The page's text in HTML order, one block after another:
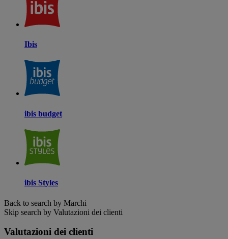
Ibis
ibis budget
ibis Styles
Back to search by Marchi
Skip search by Valutazioni dei clienti
Valutazioni dei clienti